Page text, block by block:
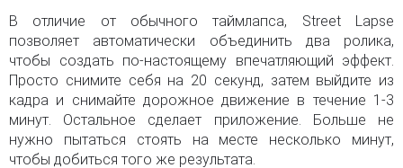
В отличие от обычного таймлапса, Street Lapse
позволяет автоматически объединить два ролика,
чтобы создать по-настоящему впечатляющий эффект.
Просто снимите себя на 20 секунд, затем выйдите из
кадра и снимайте дорожное движение в течение 1-3
минут. Остальное сделает приложение. Больше не
нужно пытаться стоять на месте несколько минут,
чтобы добиться того же результата.